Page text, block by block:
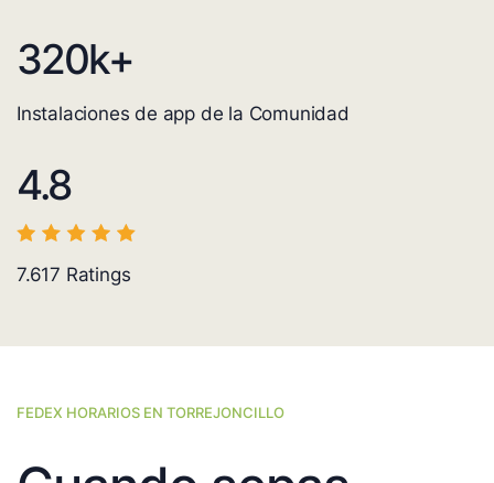
320k+
Instalaciones de app de la Comunidad
4.8
7.617 Ratings
FEDEX HORARIOS EN TORREJONCILLO